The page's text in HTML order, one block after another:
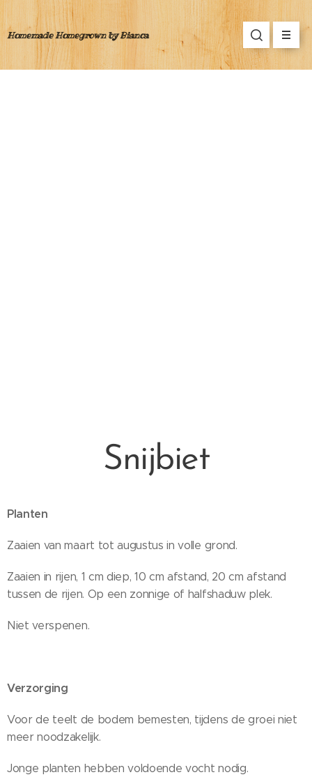
Homemade Homegrown by Bianca
Snijbiet
Planten
Zaaien van maart tot augustus in volle grond.
Zaaien in rijen, 1 cm diep, 10 cm afstand, 20 cm afstand
tussen de rijen. Op een zonnige of halfshaduw plek.
Niet verspenen.
Verzorging
Voor de teelt de bodem bemesten, tijdens de groei niet
meer noodzakelijk.
Jonge planten hebben voldoende vocht nodig.